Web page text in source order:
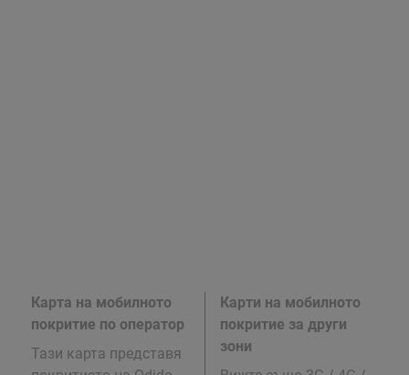
Карта на мобилното
покритие по оператор
Тази карта представя
Карти на мобилното
покритие за други
зони